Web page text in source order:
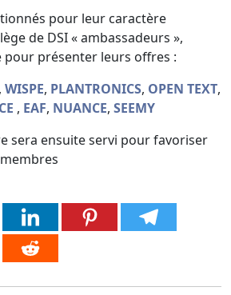
pour leur caractère
de DSI « ambassadeurs »,
présenter leurs offres :
, WISPE, PLANTRONICS, OPEN TEXT,
, EAF, NUANCE, SEEMY
sera ensuite servi pour favoriser